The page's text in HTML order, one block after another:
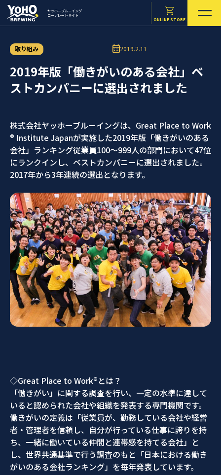
ヤッホーブルーイング
コーポレートサイト
ONLINE STORE
取り組み 2019.2.11
2019年版「働きがいのある会社」ベ
ストカンパニーに選出されました
株式会社ヤッホーブルーイングは、Great Place to Work
® Institute Japanが実施した2019年版「働きがいのある
会社」ランキング従業員100～999人の部門において47位
にランクインし、ベストカンパニーに選出されました。
2017年から3年連続の選出となります。
◇Great Place to Work®とは？
「働きがい」に関する調査を行い、一定の水準に達して
いると認められた会社や組織を発表する専門機関です。
働きがいの定義は「従業員が、勤務している会社や経営
者・管理者を信頼し、自分が行っている仕事に誇りを持
ち、一緒に働いている仲間と連帯感を持てる会社」と
し、世界共通基準で行う調査のもと「日本における働き
がいのある会社ランキング」を毎年発表しています。